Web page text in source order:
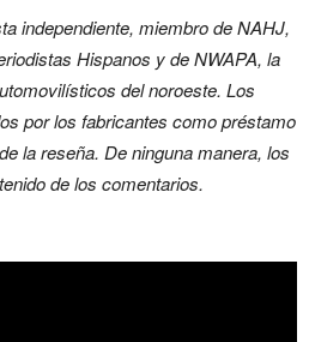
independiente, miembro de NAHJ,
Hispanos y de NWAPA, la
del noroeste. Los
por los fabricantes como préstamo
la reseña. De ninguna manera, los
de los comentarios.